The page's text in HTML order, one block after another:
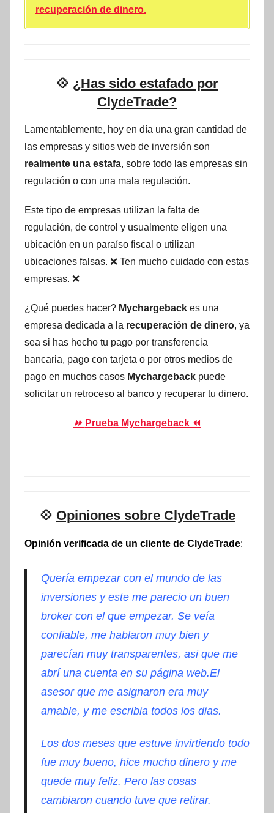
recuperación de dinero.
💠 ¿Has sido estafado por
ClydeTrade?
Lamentablemente, hoy en día una gran cantidad de
las empresas y sitios web de inversión son
realmente una estafa, sobre todo las empresas sin
regulación o con una mala regulación.
Este tipo de empresas utilizan la falta de
regulación, de control y usualmente eligen una
ubicación en un paraíso fiscal o utilizan
ubicaciones falsas. ❌ Ten mucho cuidado con estas
empresas. ❌
¿Qué puedes hacer? Mychargeback es una
empresa dedicada a la recuperación de dinero, ya
sea si has hecho tu pago por transferencia
bancaria, pago con tarjeta o por otros medios de
pago en muchos casos Mychargeback puede
solicitar un retroceso al banco y recuperar tu dinero.
⏩ Prueba Mychargeback ⏪
💠 Opiniones sobre ClydeTrade
Opinión verificada de un cliente de ClydeTrade:
Quería empezar con el mundo de las
inversiones y este me parecio un buen
broker con el que empezar. Se veía
confiable, me hablaron muy bien y
parecíanmuy transparentes, asi que me
abríuna cuenta en su página web.El
asesor que me asignaron era muy
amable, y me escribia todos los dias.
Los dos meses que estuve invirtiendo todo
fue muy bueno, hice mucho dinero y me
quede muy feliz. Pero las cosas
cambiaron cuando tuve que retirar.